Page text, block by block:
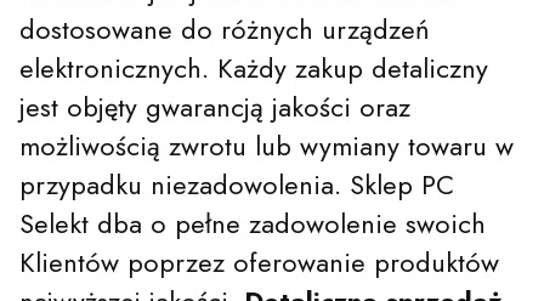
dostosowane do różnych urządzeń
elektronicznych. Każdy zakup detaliczny
jest objęty gwarancją jakości oraz
możliwością zwrotu lub wymiany towaru w
przypadku niezadowolenia. Sklep PC
Selekt dba o pełne zadowolenie swoich
Klientów poprzez oferowanie produktów